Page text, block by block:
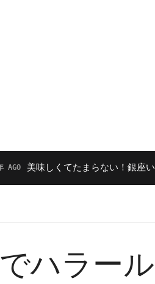
しくてたまらない！銀座いつきの
ハラー